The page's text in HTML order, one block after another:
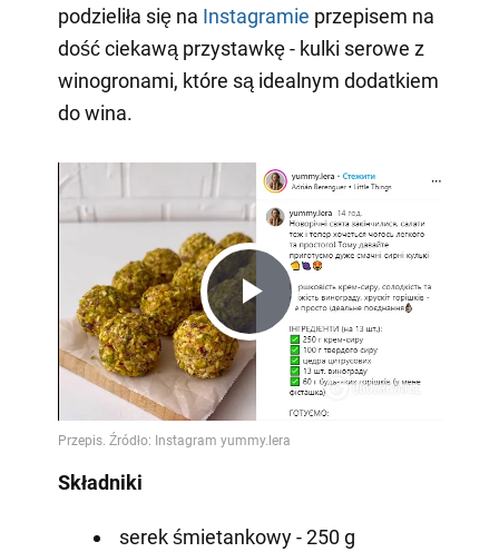
podzieliła się na Instagramie przepisem na
dość ciekawą przystawkę - kulki serowe z
winogronami, które są idealnym dodatkiem
do wina.
Play
Video
Składniki
serek śmietankowy - 250 g